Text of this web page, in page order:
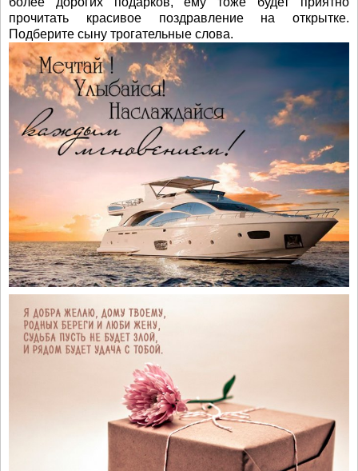
прочитать красивое поздравление на открытке.
Подберите сыну трогательные слова.